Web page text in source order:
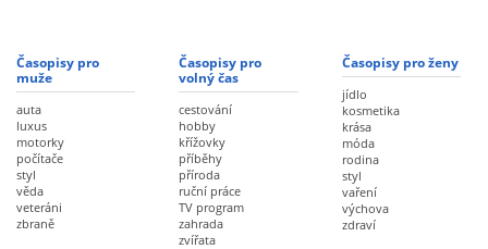
Časopisy pro
muže
auta
luxus
motorky
počítače
styl
věda
veteráni
zbraně
Časopisy pro
volný čas
cestování
hobby
křížovky
příběhy
příroda
ruční práce
TV program
zahrada
zvířata
Časopisy pro ženy
jídlo
kosmetika
krása
móda
rodina
styl
vaření
výchova
zdraví